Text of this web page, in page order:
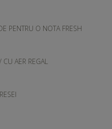
PENTRU O NOTA FRESH
AER REGAL